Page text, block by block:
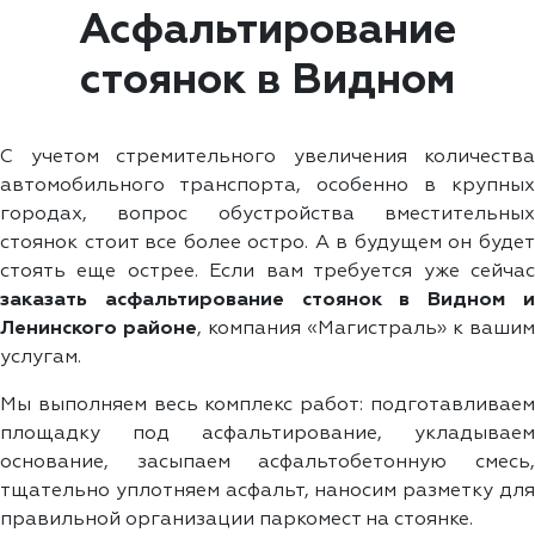
Асфальтирование
стоянок в Видном
С учетом стремительного увеличения количества
автомобильного транспорта, особенно в крупных
городах, вопрос обустройства вместительных
стоянок стоит все более остро. А в будущем он будет
стоять еще острее. Если вам требуется уже сейчас
заказать асфальтирование стоянок в Видном и
Ленинского районе, компания «Магистраль» к вашим
услугам.
Мы выполняем весь комплекс работ: подготавливаем
площадку под асфальтирование, укладываем
основание, засыпаем асфальтобетонную смесь,
тщательно уплотняем асфальт, наносим разметку для
правильной организации паркомест на стоянке.